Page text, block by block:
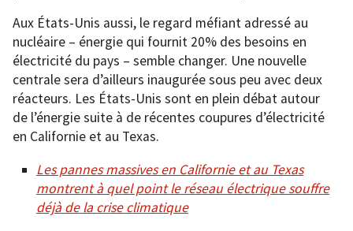
Aux États-Unis aussi, le regard méfiant adressé au
nucléaire – énergie qui fournit 20% des besoins en
électricité du pays – semble changer. Une nouvelle
centrale sera d’ailleurs inaugurée sous peu avec deux
réacteurs. Les États-Unis sont en plein débat autour
de l’énergie suite à de récentes coupures d’électricité
en Californie et au Texas.
Les pannes massives en Californie et au Texas
montrent à quel point le réseau électrique souffre
déjà de la crise climatique